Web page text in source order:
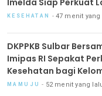
KESEHATAN 47 menit yang
DKPPKB Sulbar
Imipas RI Sepakat
Kesehatan bagi
MAMUJU 52 menit yang